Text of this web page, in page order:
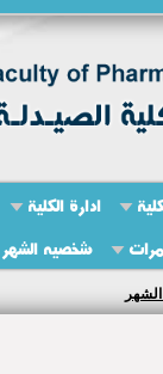
ادارة الكلية
شخصيه الشهر
الاكلينيكية